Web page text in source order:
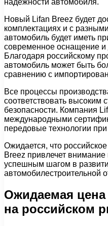
Новый Lifan Breez будет
комплектациях и с
автомобиль будет иметь
современное оснащение и
Благодаря российскому
автомобиль может быть
сравнению с
Все процессы
соответствовать высоким
безопасности. Компания
международными
передовые технологии
Ожидается, что
Breez привлечет
успешным шагом в
автомобилестроительной
Ожидаемая
на российском